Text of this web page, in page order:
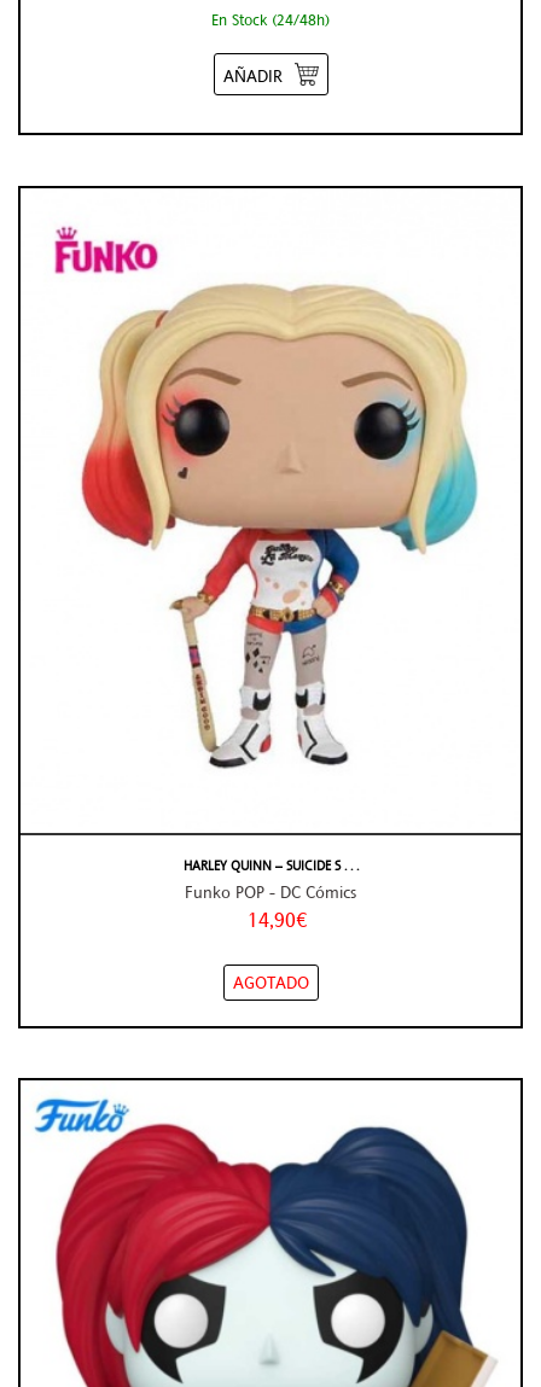
En Stock (24/48h)
AÑADIR
HARLEY QUINN – SUICIDE S . . .
Funko POP - DC Cómics
14,90€
AGOTADO